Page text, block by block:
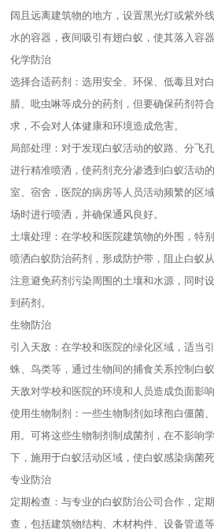
阔且远离建筑物的地方，设置黑光灯或紫外
水的容器，夜间吸引有翅白蚁，使其落入容器
化学防治
选择合适药剂：选用安全、环保、低毒且对
腈、吡虫啉等成分的药剂，但要确保药剂符
求，不会对人体健康和环境造成危害。
局部处理：对于发现白蚁活动的蚁路、分飞
进行精准喷洒，使药剂充分渗透到白蚁活动
室、宿舍，医院的病房等人员活动频繁的区
场时进行喷洒，并确保通风良好。
土壤处理：在学校和医院建筑物的外围，特
喷洒白蚁防治药剂，形成防护带，阻止白蚁
注意避免药剂污染周围的土壤和水源，同时
到药剂。
生物防治
引入天敌：在学校和医院的绿化区域，适当
蛛、鸟类等，通过生物间的捕食关系控制白
天敌对学校和医院的环境和人员造成负面影响
使用生物制剂：一些生物制剂如球孢白僵菌
用。可将这些生物制剂制成菌剂，在不影响
下，施用于白蚁活动区域，使白蚁感染病菌死
专业防治
定期检查：与专业的白蚁防治公司合作，定
查，包括建筑物结构、木材构件、设备管道